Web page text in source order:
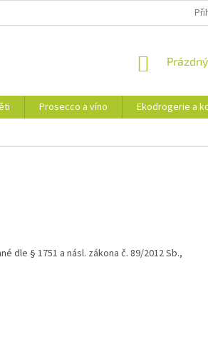
Prosecco a víno Ekodrogerie a
dle § 1751 a násl. zákona č. 89/2012 Sb.,